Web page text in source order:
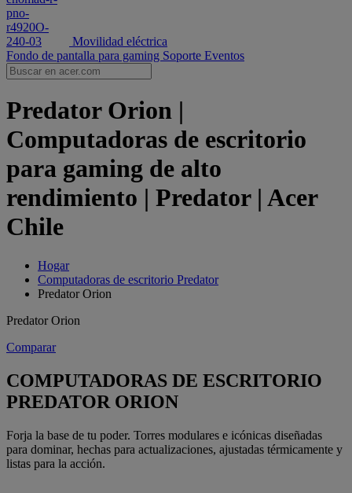
Movilidad eléctrica
Fondo de pantalla para gaming Soporte Eventos
Predator Orion |
Computadoras de escritorio
para gaming de alto
rendimiento | Predator | Acer
Chile
Hogar
Computadoras de escritorio Predator
Predator Orion
Predator Orion
Comparar
COMPUTADORAS DE ESCRITORIO
PREDATOR ORION
Forja la base de tu poder. Torres modulares e icónicas diseñadas
para dominar, hechas para actualizaciones, ajustadas térmicamente y
listas para la acción.